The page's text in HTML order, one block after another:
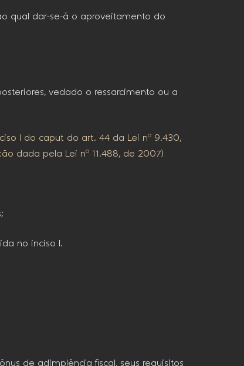
qual dar-se-á o aproveitamento do
vedado o ressarcimento ou a
I do caput do art. 44 da Lei nº 9.430,
dada pela Lei nº 11.488, de 2007)
no inciso I.
de adimplência fiscal, seus requisitos